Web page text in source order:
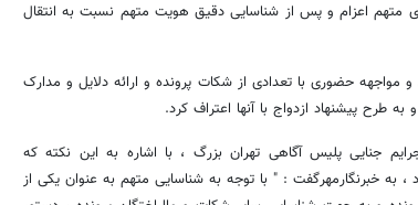
متهم اعزام و پس از شناسایی دقیق هویت متهم نسبت به انتقال
مواجهه حضوری با تعدادی از شکات پرونده و ارائه دلایل و مدارک
طرح پیشنهاد ازدواج با آنها اعتراف کرد.
جنایی پلیس آگاهی تهران بزرگ ، با اشاره به این نکته که
، به خبرنگارمهرگفت : " با توجه به شناسایی متهم به عنوان یکی از